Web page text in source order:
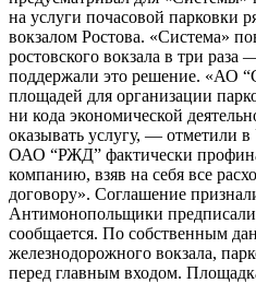
на услуги почасовой парковки
вокзалом Ростова. «Система»
ростовского вокзала в три
поддержали это решение. «АО
площадей для организации
ни кода экономической
оказывать услугу, —
ОАО “РЖД” фактически
компанию, взяв на себя все
договору». Соглашение
Антимонопольщики предписали
сообщается. По собственным
железнодорожного вокзала,
перед главным входом.